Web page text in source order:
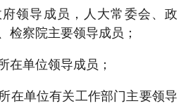
府领导成员，人大常委会、政
检察院主要领导成员；
在单位领导成员；
在单位有关工作部门主要领导